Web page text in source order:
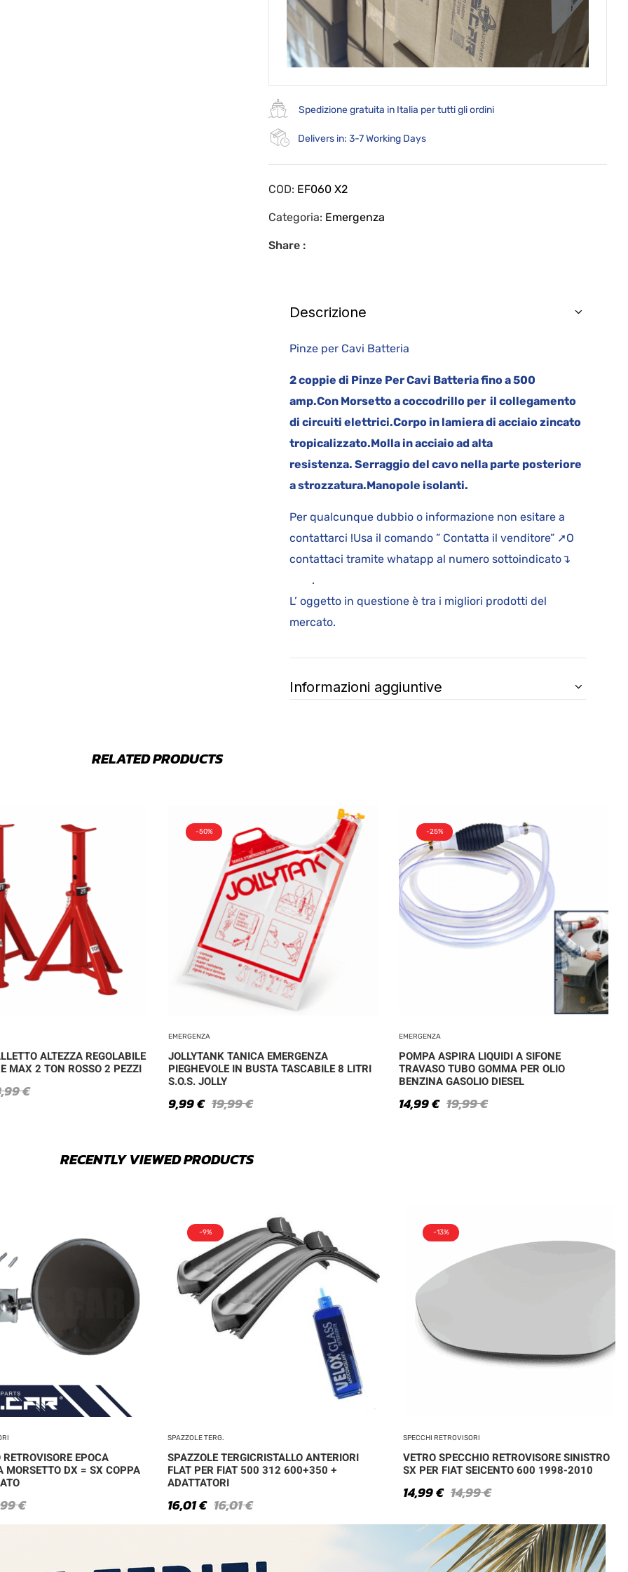
Spedizione gratuita in Italia per tutti gli ordini
Delivers in: 3-7 Working Days
COD: EF060 X2
Categoria: Emergenza
Share :
Descrizione
Pinze per Cavi Batteria
2 coppie di Pinze Per Cavi Batteria fino a 500
amp.Con Morsetto a coccodrillo per il collegamento
di circuiti elettrici.Corpo in lamiera di acciaio zincato
tropicalizzato.Molla in acciaio ad alta
resistenza.Serraggio del cavo nella parte posteriore
a strozzatura.Manopole isolanti.
Per qualcunque dubbio o informazione non esitare a
contattarci !Usa il comando ” Contatta il venditore” ➚O
contattaci tramite whatapp al numero sottoindicato↴
.
L’ oggetto in questione è tra i migliori prodotti del
mercato.
Informazioni aggiuntive
RELATED PRODUCTS
ALTEZZA REGOLABILE
MAX 2 TON ROSSO 2 PEZZI
€
-50%
EMERGENZA
JOLLYTANK TANICA EMERGENZA
PIEGHEVOLE IN BUSTA TASCABILE 8 LITRI
S.O.S. JOLLY
19,99€
9,99€
-25%
EMERGENZA
POMPA ASPIRA LIQUIDI A SIFONE
TRAVASO TUBO GOMMA PER OLIO
BENZINA GASOLIO DIESEL
19,99€
14,99€
RECENTLY VIEWED PRODUCTS
EPOCA
MORSETTO DX = SX COPPA
€
-9%
SPAZZOLE TERG.
SPAZZOLE TERGICRISTALLO ANTERIORI
FLAT PER FIAT 500 312 600+350 +
ADATTATORI
16,01€
16,01€
-13%
SPECCHI RETROVISORI
VETRO SPECCHIO RETROVISORE SINISTRO
SX PER FIAT SEICENTO 600 1998-2010
14,99€
14,99€